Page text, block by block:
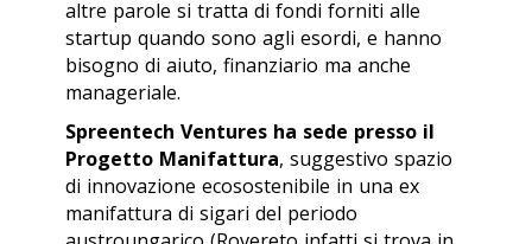
altre parole si tratta di fondi forniti alle
startup quando sono agli esordi, e hanno
bisogno di aiuto, finanziario ma anche
manageriale.
Spreentech Ventures ha sede presso il
Progetto Manifattura, suggestivo spazio
di innovazione ecosostenibile in una ex
manifattura di sigari del periodo